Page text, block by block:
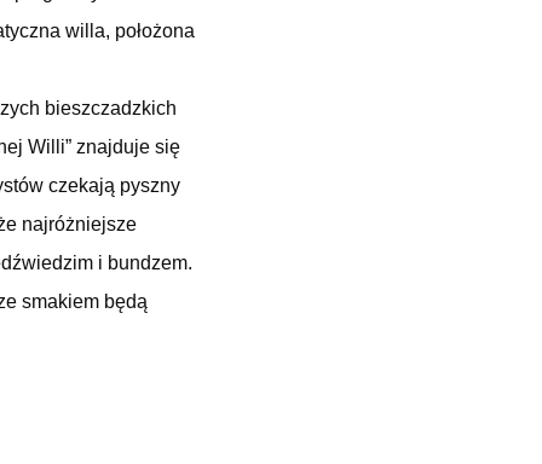
willa, położona
bieszczadzkich
Willi” znajduje się
czekają pyszny
najróżniejsze
i bundzem.
smakiem będą